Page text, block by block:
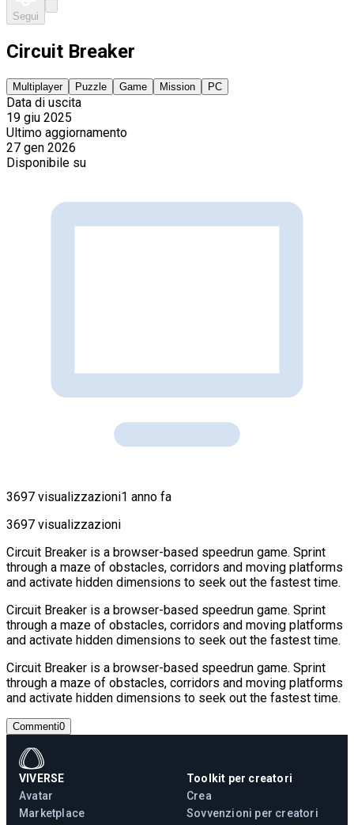
Segui
Circuit Breaker
Multiplayer Puzzle Game Mission PC
Data di uscita
19 giu 2025
Ultimo aggiornamento
27 gen 2026
Disponibile su
3697 visualizzazioni1 anno fa
3697 visualizzazioni
Circuit Breaker is a browser-based speedrun game. Sprint
through a maze of obstacles, corridors and moving platforms
and activate hidden dimensions to seek out the fastest time.
Circuit Breaker is a browser-based speedrun game. Sprint
through a maze of obstacles, corridors and moving platforms
and activate hidden dimensions to seek out the fastest time.
Circuit Breaker is a browser-based speedrun game. Sprint
through a maze of obstacles, corridors and moving platforms
and activate hidden dimensions to seek out the fastest time.
Commenti0
VIVERSE
Avatar
Marketplace
Toolkit per creatori
Crea
Sovvenzioni per creatori